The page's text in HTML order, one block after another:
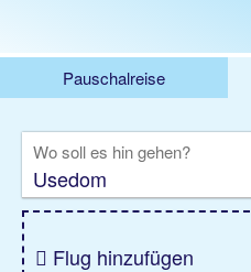
Pauschalreise
Rundreise
Kreuzfahrt
Gruppenreise
Camper
Wo soll es hin gehen?
Flug hinzufügen